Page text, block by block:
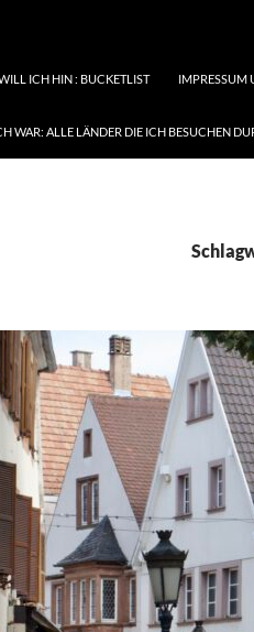
ICH HIN : BUCKETLIST IMPRESSUM
WAR: ALLE LÄNDER DIE ICH BESUCHEN